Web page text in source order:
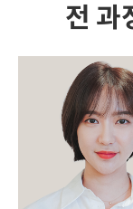
전 과